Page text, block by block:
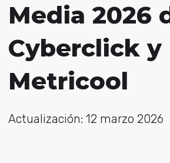
Media 2026
Cyberclick y
Metricool
Actualización: 12 marzo 2026